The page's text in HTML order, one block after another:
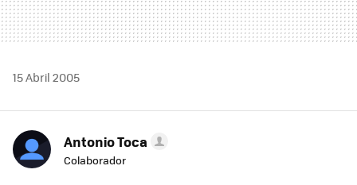
15 Abril 2005
Antonio Toca
Colaborador